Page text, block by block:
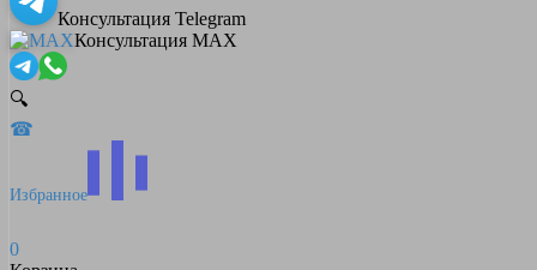
Консультация Telegram
Консультация MAX
🔍
☎
Избранное
0